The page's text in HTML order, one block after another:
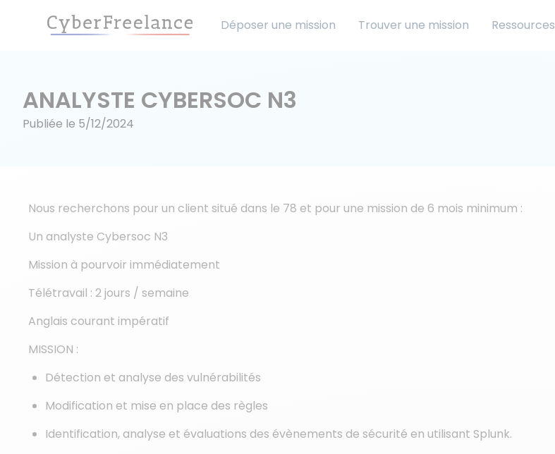
Déposer une mission Trouver une mission Ressources
ANALYSTE CYBERSOC N3
Publiée le 5/12/2024
Nous recherchons pour un client situé dans le 78 et pour une mission de 6 mois minimum :
Un analyste Cybersoc N3
Mission à pourvoir immédiatement
Télétravail : 2 jours / semaine
Anglais courant impératif
MISSION :
Détection et analyse des vulnérabilités
Modification et mise en place des règles
Identification, analyse et évaluations des évènements de sécurité en utilisant Splunk.